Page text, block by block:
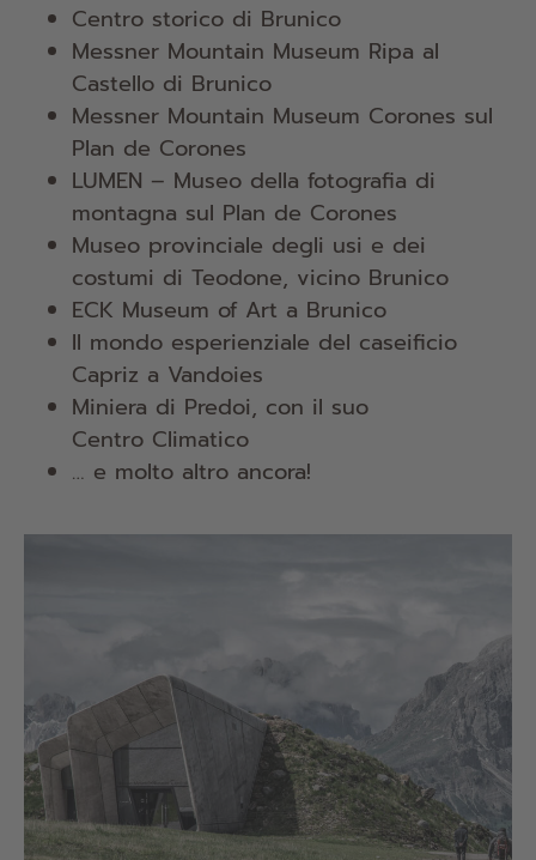
Centro storico di Brunico
Messner Mountain Museum Ripa al
Castello di Brunico
Messner Mountain Museum Corones sul
Plan de Corones
LUMEN – Museo della fotografia di
montagna sul Plan de Corones
Museo provinciale degli usi e dei
costumi di Teodone, vicino Brunico
ECK Museum of Art a Brunico
Il mondo esperienziale del caseificio
Capriz a Vandoies
Miniera di Predoi, con il suo
Centro Climatico
… e molto altro ancora!